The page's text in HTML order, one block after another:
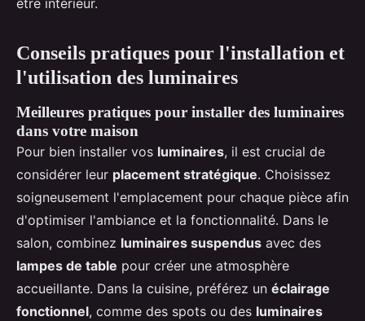
être intérieur.
Conseils pratiques pour l'installation et
l'utilisation des luminaires
Meilleures pratiques pour installer des luminaires
dans votre maison
Pour bien installer vos luminaires, il est crucial de
considérer leur placement stratégique. Choisissez
soigneusement l'emplacement pour chaque pièce afin
d'optimiser l'ambiance et la fonctionnalité. Dans le
salon, combinez luminaires suspendus avec des
lampes de table pour créer une atmosphère
accueillante. Dans la cuisine, préférez un éclairage
fonctionnel, comme des spots ou des luminaires